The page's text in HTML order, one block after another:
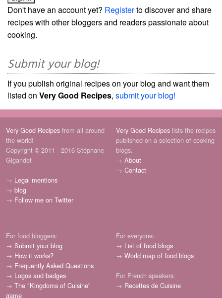
Don't have an account yet? Registerto discover and share
recipes with other bloggers and readers passionate about
cooking.
Submit your blog!
If you publish original recipes on your blog and want them
listed on Very Good Recipes, submit your blog!
Very Good Recipes from all around
the world!
Copyright © 2011 - 2016 Stéphane
Gigandet
→ Legal mentions
→ blog
→ Follow me on Twitter
Very Good Recipes lists the recipes
published on a selection of cooking
blogs.
→ About
→ Contact
For food bloggers:
→ Submit your blog
→ How it works?
→ Frequently Asked Questions
→ Logos and badges
→ The "Kingdoms of Cuisine"
game
For everyone:
→ List of food blogs
→ World map of food blogs
For French speakers:
→ Recettes de Cuisine